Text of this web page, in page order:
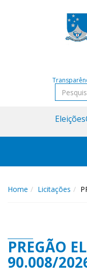
Pesquisar
Eleições
Home Licitações
PREGÃO
90.008/